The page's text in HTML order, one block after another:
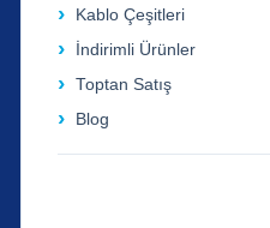
Kablo Çeşitleri
İndirimli Ürünler
Toptan Satış
Blog